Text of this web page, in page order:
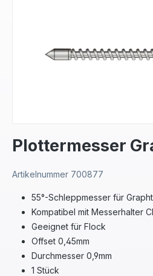
Plottermesser
Artikelnummer 700877
55°-Schleppmesser für
Kompatibel mit Messerhalter
Geeignet für Flock
Offset 0,45mm
Durchmesser 0,9mm
1 Stück